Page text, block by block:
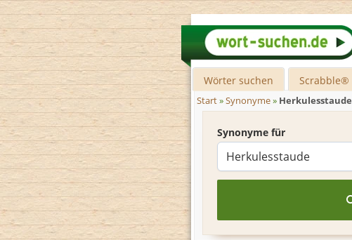
Wörter suchen Scrabble®
Start»Synonyme» Herkulesstaude
Synonyme für